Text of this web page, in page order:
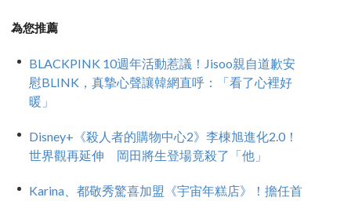
為您推薦
BLACKPINK 10週年活動惹議！Jisoo親自道歉安
慰BLINK，真摯心聲讓韓網直呼：「看了心裡好
暖」
Disney+《殺人者的購物中心2》李棟旭進化2.0！
世界觀再延伸 岡田將生登場竟殺了「他」
Karina、都敬秀驚喜加盟《宇宙年糕店》！擔任首